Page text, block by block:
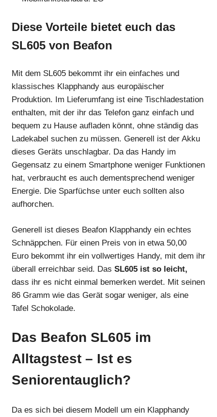
Diese Vorteile bietet euch das
SL605 von Beafon
Mit dem SL605 bekommt ihr ein einfaches und
klassisches Klapphandy aus europäischer
Produktion. Im Lieferumfang ist eine Tischladestation
enthalten, mit der ihr das Telefon ganz einfach und
bequem zu Hause aufladen könnt, ohne ständig das
Ladekabel suchen zu müssen. Generell ist der Akku
dieses Geräts unschlagbar. Da das Handy im
Gegensatz zu einem Smartphone weniger Funktionen
hat, verbraucht es auch dementsprechend weniger
Energie. Die Sparfüchse unter euch sollten also
aufhorchen.
Generell ist dieses Beafon Klapphandy ein echtes
Schnäppchen. Für einen Preis von in etwa 50,00
Euro bekommt ihr ein vollwertiges Handy, mit dem ihr
überall erreichbar seid. Das SL605 ist so leicht,
dass ihr es nicht einmal bemerken werdet. Mit seinen
86 Gramm wie das Gerät sogar weniger, als eine
Tafel Schokolade.
Das Beafon SL605 im
Alltagstest – Ist es
Seniorentauglich?
Da es sich bei diesem Modell um ein Klapphandy